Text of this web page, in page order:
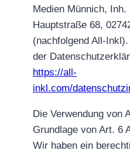
Medien Münnich, Inh.
Hauptstraße 68,
(nachfolgend All-
der
https://all-
inkl.com/
Die Verwendung von
Grundlage von Art. 6
Wir haben ein